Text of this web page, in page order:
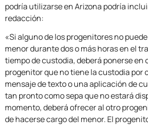
podría utilizarse en Arizona podría
redacción:
«Si alguno de los progenitores no
menor durante dos o más horas en el
tiempo de custodia, deberá ponerse en
progenitor que no tiene la custodia por
mensaje de texto o una aplicación de
tan pronto como sepa que no estará
momento, deberá ofrecer al otro
de hacerse cargo del menor. El